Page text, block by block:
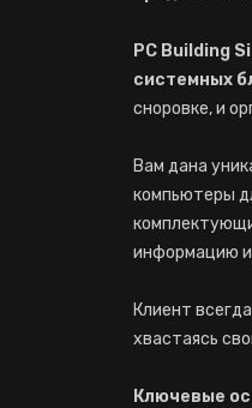
PC Building
системных
сноровке, и
Вам дана
компьютеры
информацию
Клиент
хвастаясь
Ключевые